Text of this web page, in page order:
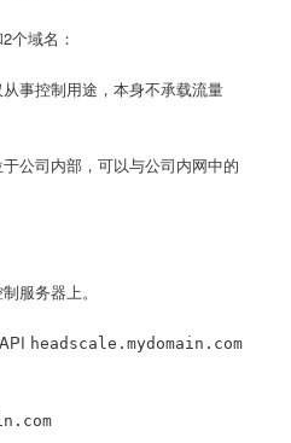
个域名：
事控制用途，本身不承载流量
公司内部，可以与公司内网中的
服务器上。
headscale.mydomain.com